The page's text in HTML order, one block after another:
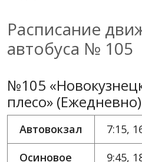
Расписание
автобуса № 105
№105
плесо» (Ежедневно)
Автовокзал
7:15,
Осиновое
9:45,